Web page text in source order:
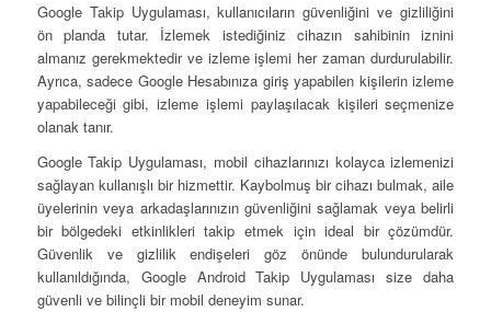
Google Takip Uygulaması, kullanıcıların güvenliğini ve gizliliğini
ön planda tutar. İzlemek istediğiniz cihazın sahibinin iznini
almanız gerekmektedir ve izleme işlemi her zaman durdurulabilir.
Ayrıca, sadece Google Hesabınıza giriş yapabilen kişilerin izleme
yapabileceği gibi, izleme işlemi paylaşılacak kişileri seçmenize
olanak tanır.
Google Takip Uygulaması, mobil cihazlarınızı kolayca izlemenizi
sağlayan kullanışlı bir hizmettir. Kaybolmuş bir cihazı bulmak, aile
üyelerinin veya arkadaşlarınızın güvenliğini sağlamak veya belirli
bir bölgedeki etkinlikleri takip etmek için ideal bir çözümdür.
Güvenlik ve gizlilik endişeleri göz önünde bulundurularak
kullanıldığında, Google Android Takip Uygulaması size daha
güvenli ve bilinçli bir mobil deneyim sunar.